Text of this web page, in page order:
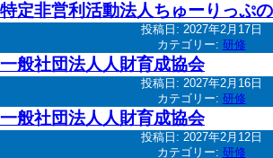
特定非営利活動法人ちゅーりっぷ
投稿日: 2027年2月17日
カテゴリー: 研修
一般社団法人人財育成協会
投稿日: 2027年2月16日
カテゴリー: 研修
一般社団法人人財育成協会
投稿日: 2027年2月12日
カテゴリー: 研修